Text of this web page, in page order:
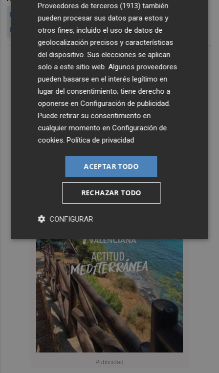
ENRIC MORERA
MÒNICA OLTRA
REGLAMENTO
PODEMOS
ELECCIONES CANDIDATOS
Proveedores de terceros (1913) también
pueden procesar sus datos para estos y
otros fines, incluido el uso de datos de
geolocalización precisos y características
del dispositivo. Sus elecciones se aplican
solo a este sitio web. Algunos proveedores
pueden basarse en el interés legítimo en
lugar del consentimiento; tiene derecho a
oponerse enConfiguración de publicidad
Puede retirar su consentimiento en
cualquier momento enConfiguración de
cookies .Política de privacidad
ACEPTAR TODO
RECHAZAR TODO
CONFIGURAR